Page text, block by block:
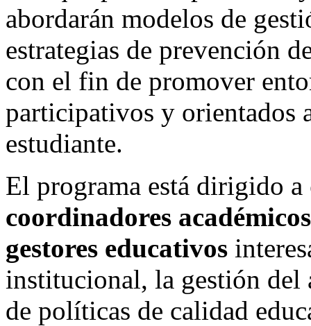
abordarán modelos de
estrategias de prevención
con el fin de promover
participativos y orientados
estudiante.
El programa está dirigido a
coordinadores
gestores educativos
institucional, la gestión del
de políticas de calidad